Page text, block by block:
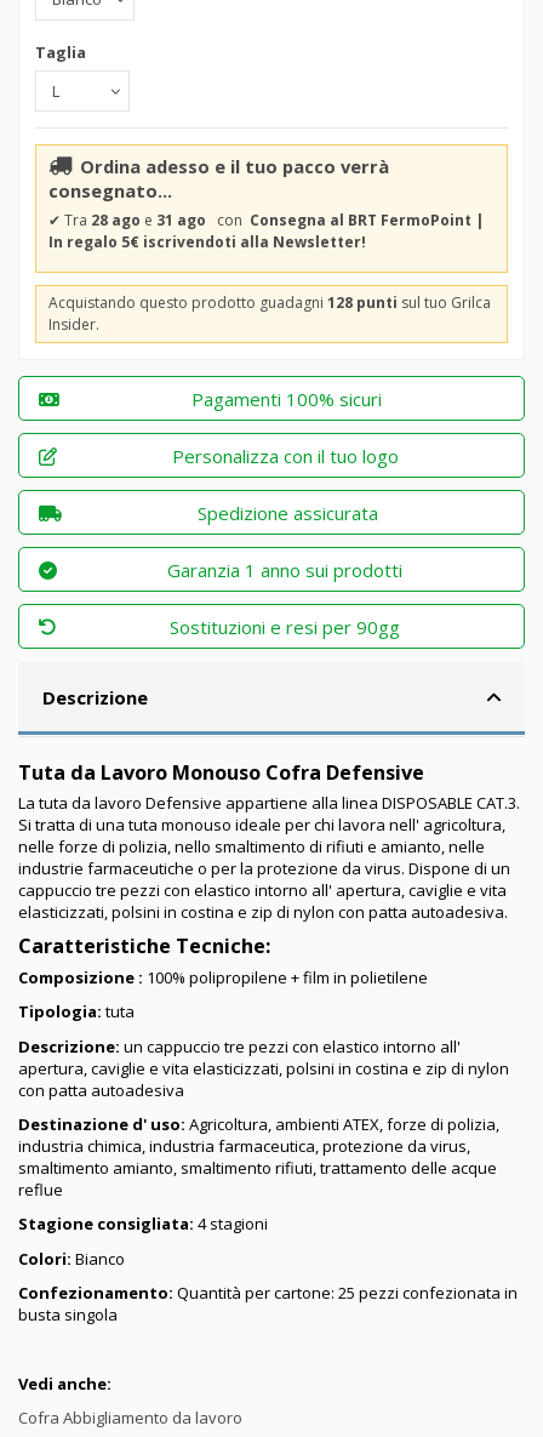
Taglia
Ordina adesso e il tuo pacco verrà
consegnato...
✔ Tra 28 ago e 31 ago con Consegna al BRT FermoPoint |
In regalo 5€ iscrivendoti alla Newsletter!
Acquistando questo prodotto guadagni 128 punti sul tuo Grilca
Insider.
Pagamenti 100% sicuri
Personalizza con il tuo logo
Spedizione assicurata
Garanzia 1 anno sui prodotti
Sostituzioni e resi per 90gg
Descrizione
Tuta da Lavoro Monouso Cofra Defensive
La tuta da lavoro Defensive appartiene alla linea DISPOSABLE CAT.3.
Si tratta di una tuta monouso ideale per chi lavora nell' agricoltura,
nelle forze di polizia, nello smaltimento di rifiuti e amianto, nelle
industrie farmaceutiche o per la protezione da virus. Dispone di un
cappuccio tre pezzi con elastico intorno all' apertura, caviglie e vita
elasticizzati, polsini in costina e zip di nylon con patta autoadesiva.
Caratteristiche Tecniche:
Composizione : 100% polipropilene + film in polietilene
Tipologia: tuta
Descrizione: un cappuccio tre pezzi con elastico intorno all'
apertura, caviglie e vita elasticizzati, polsini in costina e zip di nylon
con patta autoadesiva
Destinazione d' uso: Agricoltura, ambienti ATEX, forze di polizia,
industria chimica, industria farmaceutica, protezione da virus,
smaltimento amianto, smaltimento rifiuti, trattamento delle acque
reflue
Stagione consigliata: 4 stagioni
Colori: Bianco
Confezionamento: Quantità per cartone: 25 pezzi confezionata in
busta singola
Vedi anche:
Cofra Abbigliamento da lavoro